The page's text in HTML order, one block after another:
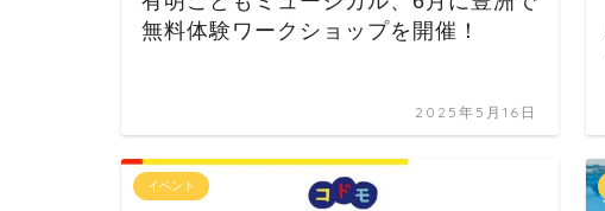
無料体験ワークショップを開催！
2025年5月16日
イベント